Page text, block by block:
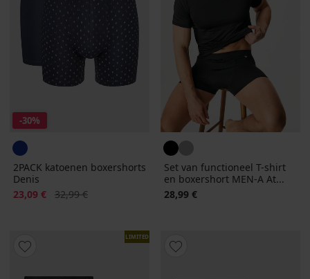
-30%
2PACK katoenen boxershorts
Denis
Korting
23,09 € Oorspronkelijke prijs
32,99 €
Set van functioneel T-shirt
en boxershort MEN-A At...
28,99 €
LIMITED